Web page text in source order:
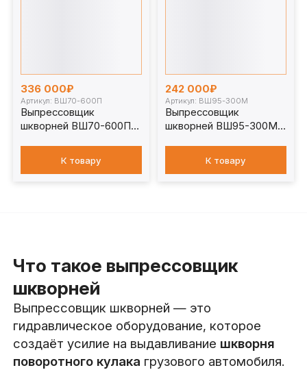
336 000₽
Артикул: ВШ70-600П
Выпрессовщик
шкворней ВШ70-600П
К товару
242 000₽
Артикул: ВШ95-300М
Выпрессовщик
шкворней ВШ95-300М с
К товару
Что такое выпрессовщик
шкворней
Выпрессовщик шкворней — это
гидравлическое оборудование, которое
создаёт усилие на выдавливание шкворня
поворотного кулака грузового автомобиля.